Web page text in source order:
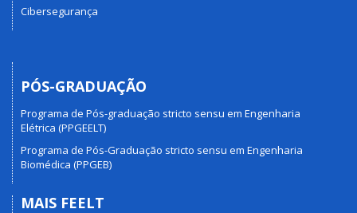
Cibersegurança
PÓS-GRADUAÇÃO
Programa de Pós-graduação stricto sensu em Engenharia
Elétrica (PPGEELT)
Programa de Pós-Graduação stricto sensu em Engenharia
Biomédica (PPGEB)
MAIS FEELT